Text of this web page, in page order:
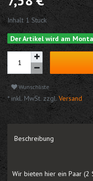
Inhalt 1 Stück
Der Artikel wird am
Wunschliste
* inkl. MwSt. zzgl. Versand
Beschreibung
Wir bieten hier ein Paar (2